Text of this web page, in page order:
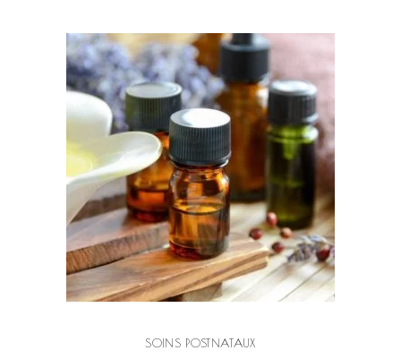
SOINS POSTNATAUX